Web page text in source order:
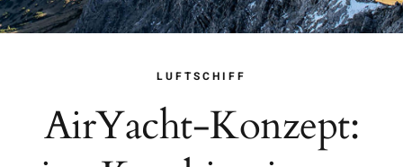
LUFTSCHIFF
AirYacht-Konzept: